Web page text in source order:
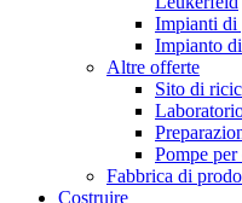
Impianti di
Impianto
Altre offerte
Sito di
Pompe
Fabbrica di
Costruire